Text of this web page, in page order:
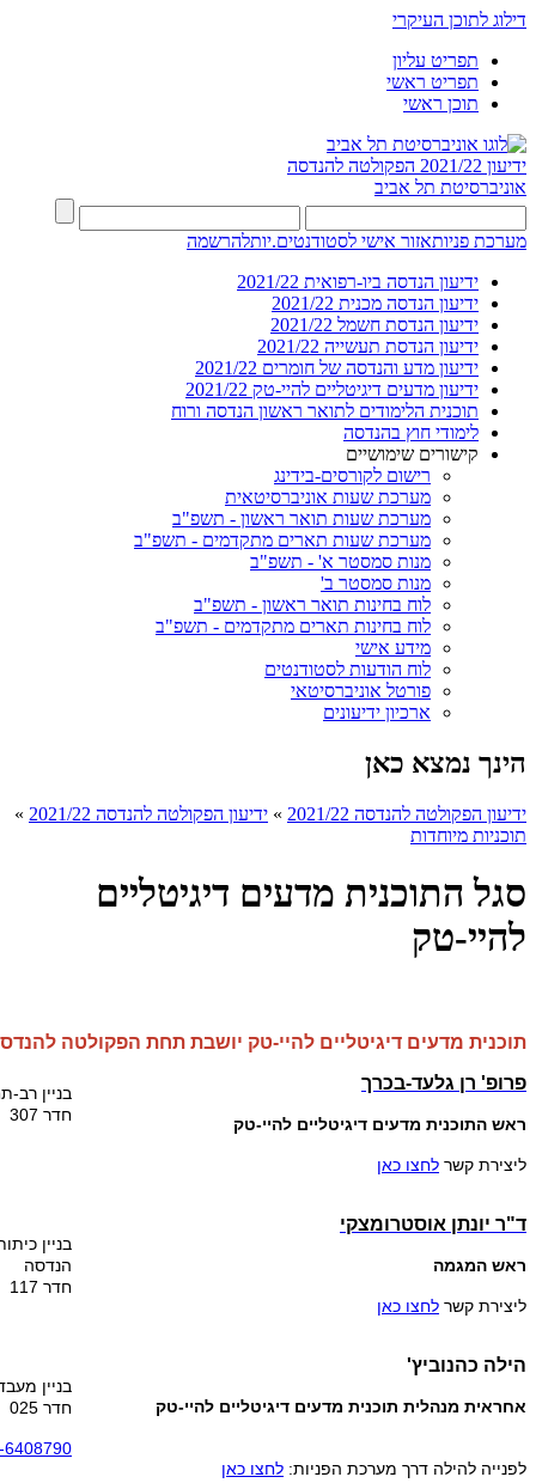
דילוג לתוכן העיקרי
תפריט עליון
תפריט ראשי
תוכן ראשי
ידיעון 2021/22
הפקולטה להנדסה
אוניברסיטת תל אביב
מערכת פניותאזור אישי לסטודנטים.יותלהרשמה
ידיעון הנדסה ביו-רפואית 2021/22
ידיעון הנדסה מכנית 2021/22
ידיעון הנדסת חשמל 2021/22
ידיעון הנדסת תעשייה 2021/22
ידיעון מדע והנדסה של חומרים 2021/22
ידיעון מדעים דיגיטליים להיי-טק 2021/22
תוכנית הלימודים לתואר ראשון הנדסה ורוח
לימודי חוץ בהנדסה
קישורים שימושיים
רישום לקורסים-בידינג
מערכת שעות אוניברסיטאית
מערכת שעות תואר ראשון - תשפ"ב
מערכת שעות תארים מתקדמים - תשפ"ב
מנות סמסטר א' - תשפ"ב
מנות סמסטר ב'
לוח בחינות תואר ראשון - תשפ"ב
לוח בחינות תארים מתקדמים - תשפ"ב
מידע אישי
לוח הודעות לסטודנטים
פורטל אוניברסיטאי
ארכיון ידיעונים
הינך נמצא כאן
ידיעון הפקולטה להנדסה 2021/22 » ידיעון הפקולטה להנדסה 2021/22
»
תוכניות מיוחדות
סגל התוכנית מדעים דיגיטליים
להיי-טק
תוכנית מדעים דיגיטליים להיי-טק יושבת תחת הפקולטה
פרופ' רן גלעד-בכרך
ראש התוכנית מדעים דיגיטליים להיי-טק
ליצירת קשר לחצו כאן
בניין רב-
חדר 307
ד"ר יונתן אוסטרומצקי
ראש המגמה
ליצירת קשר לחצו כאן
בניין
הנדסה
חדר 117
הילה כהנוביץ'
אחראית מנהלית תוכנית מדעים דיגיטליים להיי-טק
לפנייה להילה דרך מערכת הפניות: לחצו כאן
בניין
חדר 025
6408790